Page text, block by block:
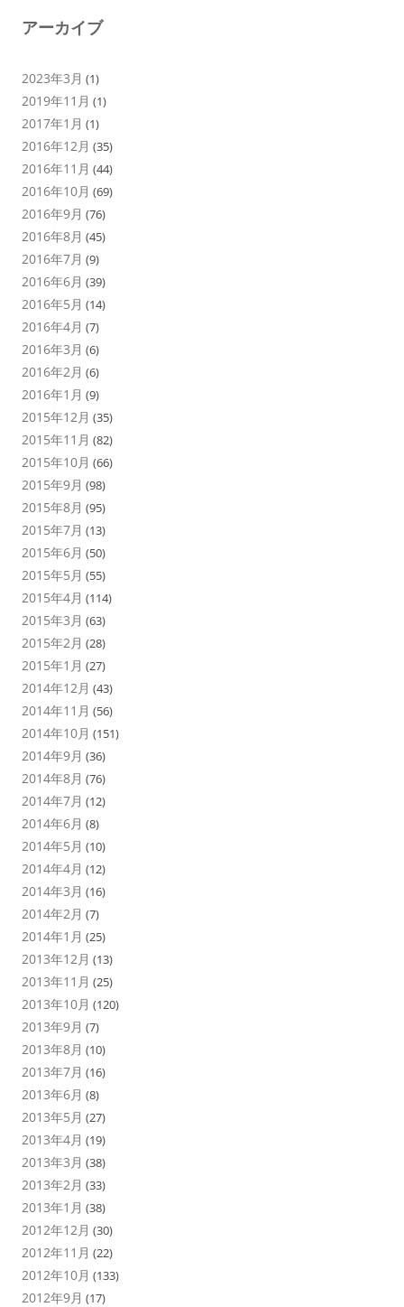
アーカイブ
2023年3月 (1)
2019年11月 (1)
2017年1月 (1)
2016年12月 (35)
2016年11月 (44)
2016年10月 (69)
2016年9月 (76)
2016年8月 (45)
2016年7月 (9)
2016年6月 (39)
2016年5月 (14)
2016年4月 (7)
2016年3月 (6)
2016年2月 (6)
2016年1月 (9)
2015年12月 (35)
2015年11月 (82)
2015年10月 (66)
2015年9月 (98)
2015年8月 (95)
2015年7月 (13)
2015年6月 (50)
2015年5月 (55)
2015年4月 (114)
2015年3月 (63)
2015年2月 (28)
2015年1月 (27)
2014年12月 (43)
2014年11月 (56)
2014年10月 (151)
2014年9月 (36)
2014年8月 (76)
2014年7月 (12)
2014年6月 (8)
2014年5月 (10)
2014年4月 (12)
2014年3月 (16)
2014年2月 (7)
2014年1月 (25)
2013年12月 (13)
2013年11月 (25)
2013年10月 (120)
2013年9月 (7)
2013年8月 (10)
2013年7月 (16)
2013年6月 (8)
2013年5月 (27)
2013年4月 (19)
2013年3月 (38)
2013年2月 (33)
2013年1月 (38)
2012年12月 (30)
2012年11月 (22)
2012年10月 (133)
2012年9月 (17)